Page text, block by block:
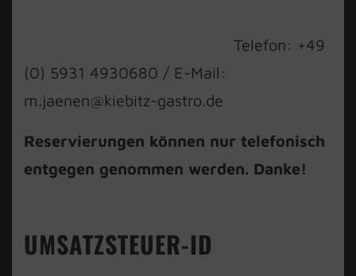
Telefon: +49
(0) 5931 4930680 / E-Mail:
m.jaenen@kiebitz-gastro.de
Reservierungen können nur telefonisch
entgegen genommen werden. Danke!
UMSATZSTEUER-ID